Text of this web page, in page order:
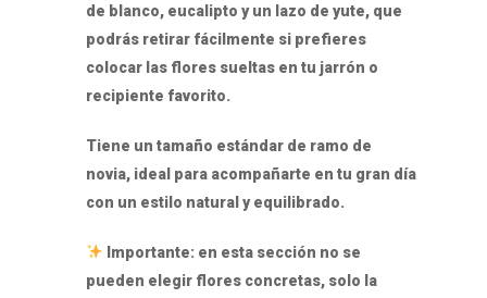
de blanco, eucalipto y un lazo de yute, que
podrás retirar fácilmente si prefieres
colocar las flores sueltas en tu jarrón o
recipiente favorito.
Tiene un tamaño estándar de ramo de
novia, ideal para acompañarte en tu gran día
con un estilo natural y equilibrado.
Importante: en esta sección no se
pueden elegir flores concretas, solo la